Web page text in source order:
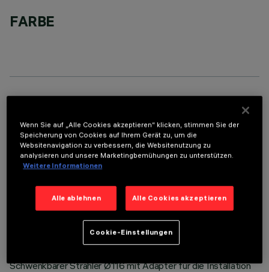
FARBE
TECHNISCHE DATEN
LETZTES UPDATE: 06.08.2026
Schwenkbarer Strahler Ø116 mit Adapter für die Installation
Wenn Sie auf „Alle Cookies akzeptieren“ klicken, stimmen Sie der
Speicherung von Cookies auf Ihrem Gerät zu, um die
Websitenavigation zu verbessern, die Websitenutzung zu
analysieren und unsere Marketingbemühungen zu unterstützen.
Weitere Informationen
Alle ablehnen Alle Cookies akzeptieren
Cookie-Einstellungen